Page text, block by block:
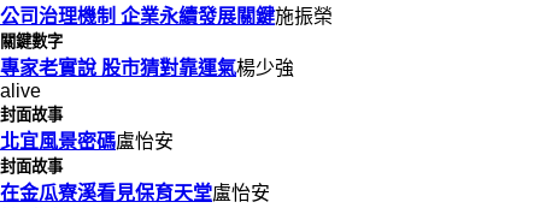
公司治理機制 企業永續發展關鍵施振榮
關鍵數字
專家老實說 股市猜對靠運氣楊少強
alive
封面故事
北宜風景密碼盧怡安
封面故事
在金瓜寮溪看見保育天堂盧怡安